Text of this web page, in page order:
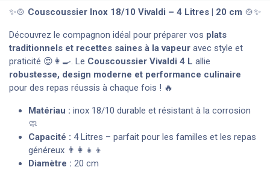
✨🍲 Couscoussier Inox 18/10 Vivaldi – 4 Litres | 20 cm 🍲✨
Découvrez le compagnon idéal pour préparer vos plats
traditionnels et recettes saines à la vapeur avec style et
praticité 😍👩‍🍳. Le Couscoussier Vivaldi 4 L allie
robustesse, design moderne et performance culinaire
pour des repas réussis à chaque fois ! 🔥
Matériau : inox 18/10 durable et résistant à la corrosion
🧼
Capacité : 4 Litres – parfait pour les familles et les repas
généreux 👨‍👩‍👧‍👦
Diamètre : 20 cm